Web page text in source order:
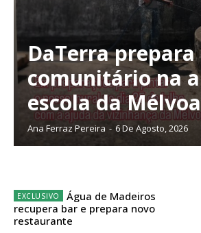
IMPRESSA
32€
12 meses
Edição em papel entregue à
casa
DaTerra
comunitário na
escola da Mélvoa
Ana Ferraz Pereira - 6 De Agosto, 2026
Água de Madeiros
recupera bar e prepara novo
restaurante